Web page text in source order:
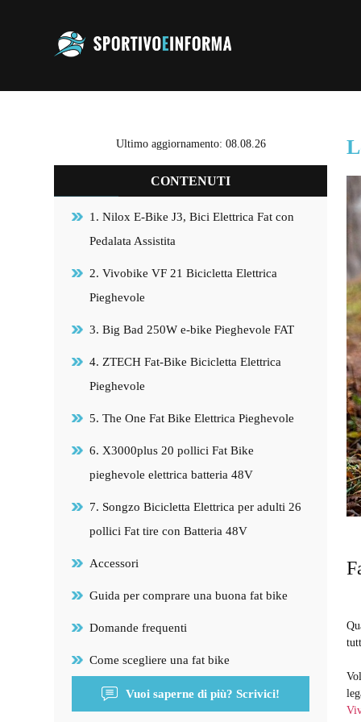
Ultimo aggiornamento: 08.08.26
CONTENUTI
1. Nilox E-Bike J3, Bici Elettrica Fat con
Pedalata Assistita
2. Vivobike VF 21 Bicicletta Elettrica
Pieghevole
3. Big Bad 250W e-bike Pieghevole FAT
4. ZTECH Fat-Bike Bicicletta Elettrica
Pieghevole
5. The One Fat Bike Elettrica Pieghevole
6. X3000plus 20 pollici Fat Bike
pieghevole elettrica batteria 48V
7. Songzo Bicicletta Elettrica per adulti 26
pollici Fat tire con Batteria 48V
Accessori
Guida per comprare una buona fat bike
Domande frequenti
Come scegliere una fat bike
Vuoi saperne di più? Scrivici!